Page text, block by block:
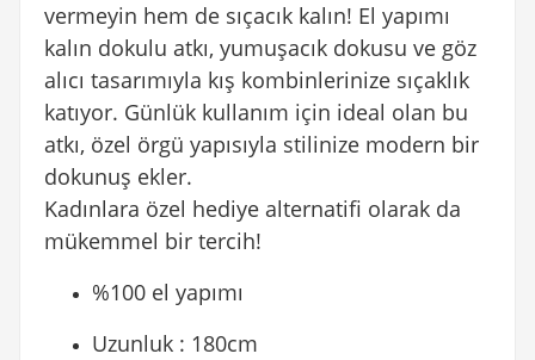
vermeyin hem de sıçacık kalın! El yapımı
kalın dokulu atkı, yumuşacık dokusu ve göz
alıcı tasarımıyla kış kombinlerinize sıçaklık
katıyor. Günlük kullanım için ideal olan bu
atkı, özel örgü yapısıyla stilinize modern bir
dokunuş ekler.
Kadınlara özel hediye alternatifi olarak da
mükemmel bir tercih!
%100 el yapımı
Uzunluk : 180cm